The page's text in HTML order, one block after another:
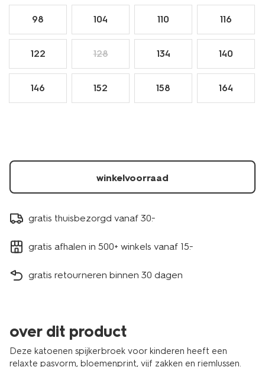
98 104 110 116
122 128 134 140
146 152 158 164
winkelvoorraad
gratis thuisbezorgd vanaf 30.-
gratis afhalen in 500+ winkels vanaf 15.-
gratis retourneren binnen 30 dagen
over dit product
Deze katoenen spijkerbroek voor kinderen heeft een
relaxte pasvorm, bloemenprint, vijf zakken en riemlussen.